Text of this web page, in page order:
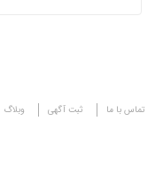
تماس با ما ثبت آگهی وبلاگ